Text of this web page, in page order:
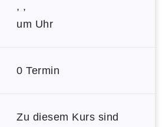
, ,
um Uhr
0 Termin
Zu diesem Kurs sind